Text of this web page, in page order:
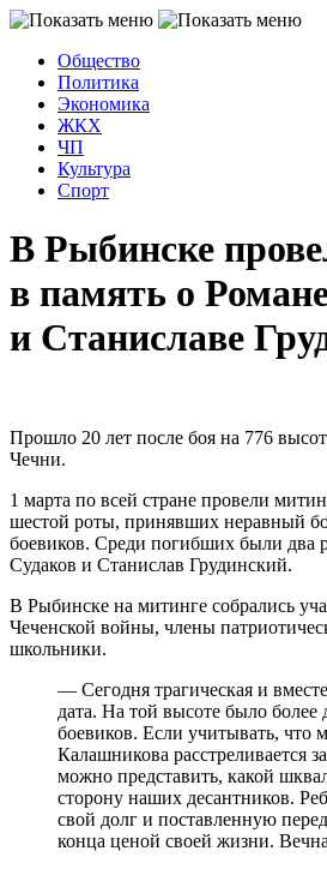
Общество
Политика
Экономика
ЖКХ
ЧП
Культура
Спорт
В Рыбинске
в память о
и Станиславе
Прошло 20 лет после боя на 776
Чечни.
1 марта по всей стране провели
шестой роты, принявших неравный
боевиков. Среди погибших были
Судаков и Станислав Грудинский.
В Рыбинске на митинге собрались
Чеченской войны, члены
школьники.
— Сегодня трагическая и
дата. На той высоте было более
боевиков. Если учитывать, что
Калашникова расстреливается
можно представить, какой
сторону наших десантников.
свой долг и поставленную
конца ценой своей жизни.